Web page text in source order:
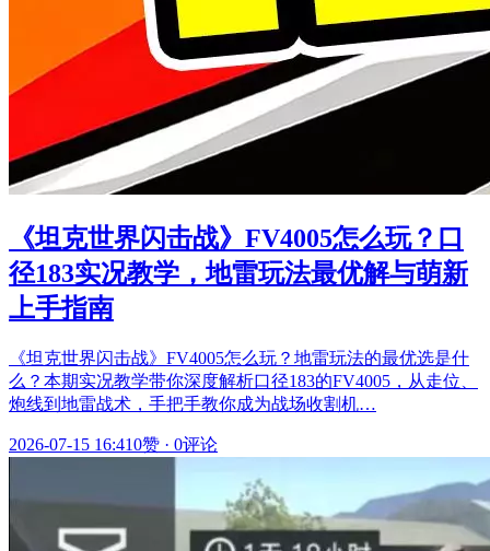
《坦克世界闪击战》FV4005怎么玩？口
径183实况教学，地雷玩法最优解与萌新
上手指南
《坦克世界闪击战》FV4005怎么玩？地雷玩法的最优选是什
么？本期实况教学带你深度解析口径183的FV4005，从走位、
炮线到地雷战术，手把手教你成为战场收割机…
2026-07-15 16:410赞 · 0评论